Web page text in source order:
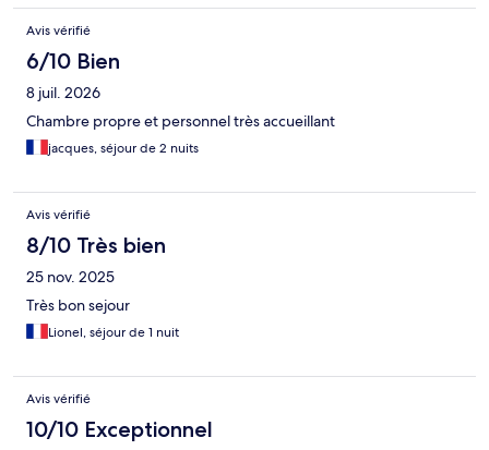
Avis vérifié
6/10 Bien
8 juil. 2026
Chambre propre et personnel très accueillant
jacques, séjour de 2 nuits
Avis vérifié
8/10 Très bien
25 nov. 2025
Très bon sejour
Lionel, séjour de 1 nuit
Avis vérifié
10/10 Exceptionnel